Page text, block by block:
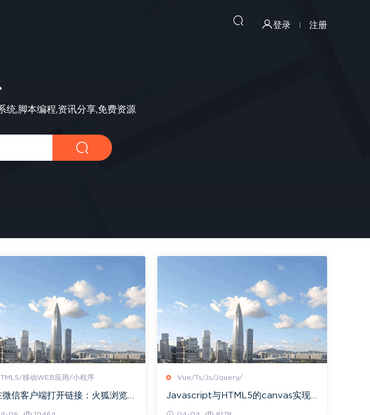
登录 注册
统,脚本编程,资讯分享,免费资源
移动WEB应用/小程序
微信客户端打开链接：火狐浏览器
Vue/Ts/Js/Jquery/
Javascript与HTML5的canvas实现